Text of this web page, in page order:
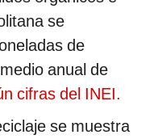
se
de
anual de
cifras del INEI.
se muestra